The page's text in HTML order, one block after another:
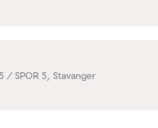
/ SPOR 5, Stavanger